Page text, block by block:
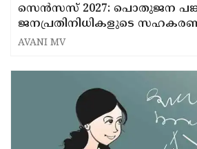
സെൻസസ് 2027: പൊതുജന
ജനപ്രതിനിധികളുടെ
ഇടുക്കി ജില്ലാ കളക്ടർ
AVANI MV